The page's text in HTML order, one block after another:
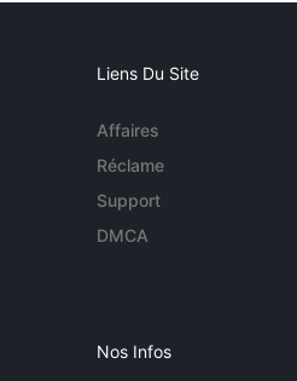
Liens Du Site
Affaires
Réclame
Support
DMCA
Nos Infos